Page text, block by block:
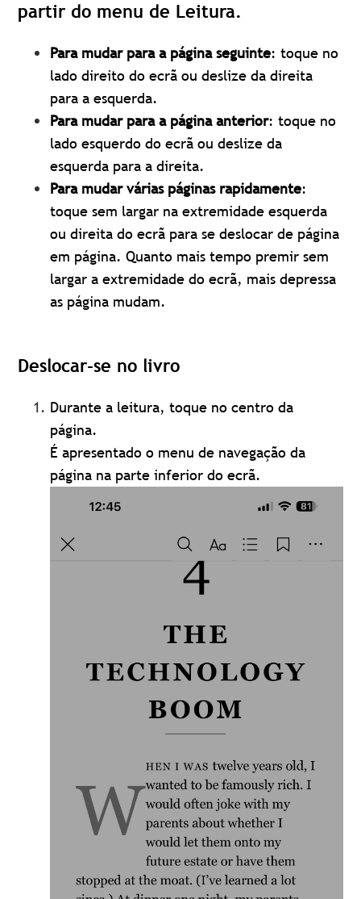
partir do menu de Leitura.
Para mudar para a página seguinte: toque no
lado direito do ecrã ou deslize da direita
para a esquerda.
Para mudar para a página anterior: toque no
lado esquerdo do ecrã ou deslize da
esquerda para a direita.
Para mudar várias páginas rapidamente:
toque sem largar na extremidade esquerda
ou direita do ecrã para se deslocar de página
em página. Quanto mais tempo premir sem
largar a extremidade do ecrã, mais depressa
as página mudam.
Deslocar-se no livro
Durante a leitura, toque no centro da
página.
É apresentado o menu de navegação da
página na parte inferior do ecrã.